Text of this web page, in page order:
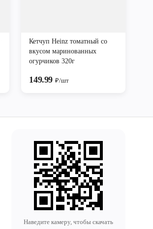
Кетчуп Heinz томатный со
вкусом маринованных
огурчиков 320г
149.99 ₽/шт
Наведите камеру, чтобы скачать